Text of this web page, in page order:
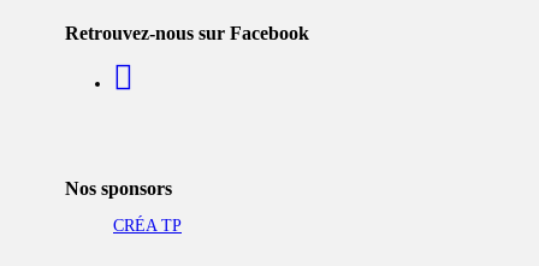
Retrouvez-nous sur Facebook
Nos sponsors
CRÉA TP